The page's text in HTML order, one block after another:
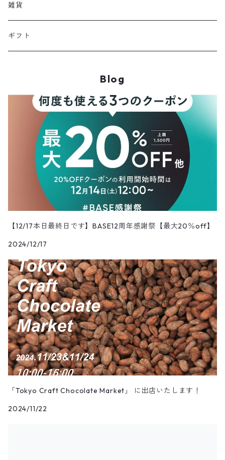
雑貨
ギフト
Blog
【12/17本日最終日です】BASE12周年感謝祭【最大20％off】
2024/12/17
「Tokyo Craft Chocolate Market」 に出店いたします！
2024/11/22